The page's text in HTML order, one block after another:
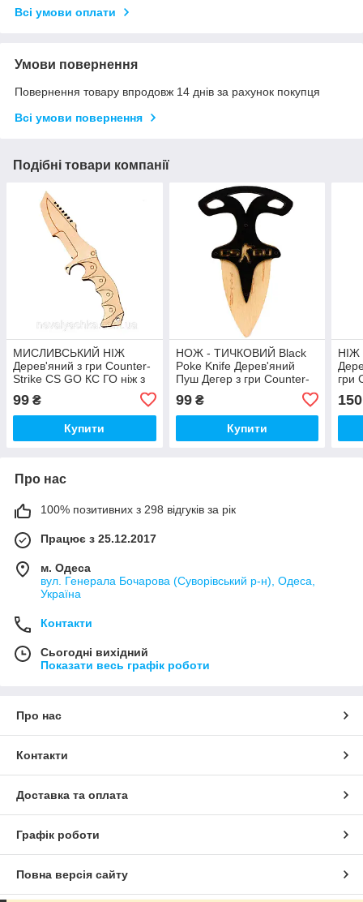
Всі умови оплати
Умови повернення
Повернення товару впродовж 14 днів за рахунок покупця
Всі умови повернення
Подібні товари компанії
МИСЛИВСЬКИЙ НІЖ
Дерев'яний з гри Counter-
Strike CS GO КС ГО ніж з
МИСЛИВСЬКИЙ НІЖ
99 ₴
Купити
НОЖ - ТИЧКОВИЙ Black
Poke Knife Дерев'яний
Пуш Дегер з гри Counter-
дерева push dagger
99₴
Купити
НІЖ
гри
150
Про нас
100% позитивних з 298 відгуків за рік
Працює з 25.12.2017
м. Одеса
вул. Генерала Бочарова (Суворівський р-н), Одеса,
Україна
Контакти
Сьогодні вихідний
Показати весь графік роботи
Про нас
Контакти
Доставка та оплата
Графік роботи
Повна версія сайту